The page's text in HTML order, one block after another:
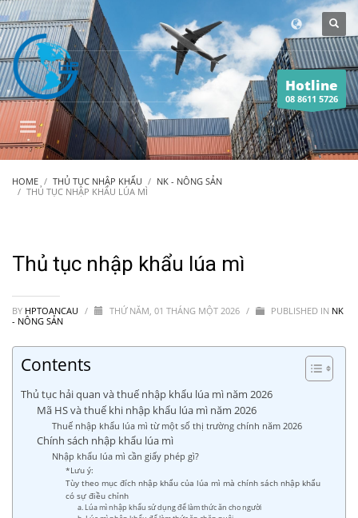
Hotline
08 8611 5726
HOME THỦ TỤC NHẬP KHẨU
NK - NÔNG SẢN
THỦ TỤC NHẬP KHẨU LÚA MÌ
Thủ tục nhập khẩu lúa mì
BY HPTOANCAU / THỨ NĂM, 01 THÁNG MỘT 2026 / PUBLISHED IN NK
- NÔNG SẢN
Contents
Thủ tục hải quan và thuế nhập khẩu lúa mì năm 2026
Mã HS và thuế khi nhập khẩu lúa mì năm 2026
Thuế nhập khẩu lúa mì từ một số thị trường chính năm 2026
Chính sách nhập khẩu lúa mì
Nhập khẩu lúa mì cần giấy phép gì?
*Lưu ý:
Tùy theo mục đích nhập khẩu của lúa mì mà chính sách nhập khẩu
có sự điều chỉnh
a. Lúa mì nhập khẩu sử dụng để làm thức ăn cho người